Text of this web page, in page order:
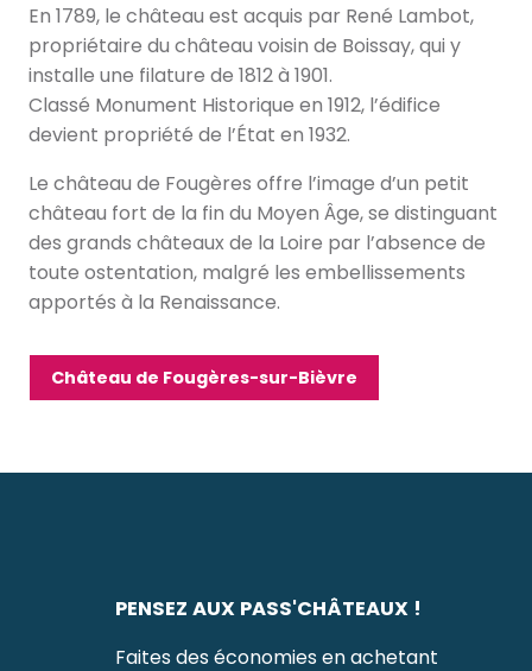
En 1789, le château est acquis par René Lambot,
propriétaire du château voisin de Boissay, qui y
installe une filature de 1812 à 1901.
Classé Monument Historique en 1912, l’édifice
devient propriété de l’État en 1932.
Le château de Fougères offre l’image d’un petit
château fort de la fin du Moyen Âge, se distinguant
des grands châteaux de la Loire par l’absence de
toute ostentation, malgré les embellissements
apportés à la Renaissance.
Château de Fougères-sur-Bièvre
PENSEZ AUX PASS'CHÂTEAUX !
Faites des économies en achetant